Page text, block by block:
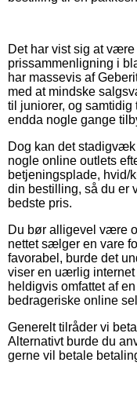
Det har vist sig at
prissammenligning i
har massevis af
med at mindske
til juniorer, og
endda nogle gange
Dog kan det
nogle online outlets
betjeningsplade, hvid/
din bestilling, så du er
bedste pris.
Du bør alligevel være
nettet sælger en vare
favorabel, burde det
viser en uærlig internet
heldigvis omfattet af
bedrageriske online
Generelt tilråder vi
Alternativt burde du
gerne vil betale